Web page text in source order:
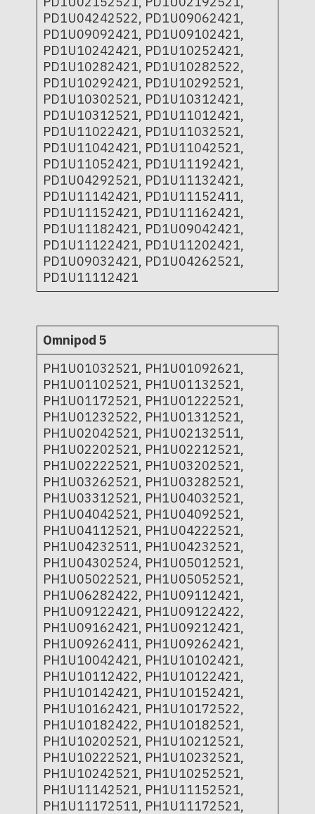
PD1U04242522, PD1U09062421,
PD1U09092421, PD1U09102421,
PD1U10242421, PD1U10252421,
PD1U10282421, PD1U10282522,
PD1U10292421, PD1U10292521,
PD1U10302521, PD1U10312421,
PD1U10312521, PD1U11012421,
PD1U11022421, PD1U11032521,
PD1U11042421, PD1U11042521,
PD1U11052421, PD1U11192421,
PD1U04292521, PD1U11132421,
PD1U11142421, PD1U11152411,
PD1U11152421, PD1U11162421,
PD1U11182421, PD1U09042421,
PD1U11122421, PD1U11202421,
PD1U09032421, PD1U04262521,
PD1U11112421
Omnipod 5
PH1U01032521, PH1U01092621,
PH1U01102521, PH1U01132521,
PH1U01172521, PH1U01222521,
PH1U01232522, PH1U01312521,
PH1U02042521, PH1U02132511,
PH1U02202521, PH1U02212521,
PH1U02222521, PH1U03202521,
PH1U03262521, PH1U03282521,
PH1U03312521, PH1U04032521,
PH1U04042521, PH1U04092521,
PH1U04112521, PH1U04222521,
PH1U04232511, PH1U04232521,
PH1U04302524, PH1U05012521,
PH1U05022521, PH1U05052521,
PH1U06282422, PH1U09112421,
PH1U09122421, PH1U09122422,
PH1U09162421, PH1U09212421,
PH1U09262411, PH1U09262421,
PH1U10042421, PH1U10102421,
PH1U10112422, PH1U10122421,
PH1U10142421, PH1U10152421,
PH1U10162421, PH1U10172522,
PH1U10182422, PH1U10182521,
PH1U10202521, PH1U10212521,
PH1U10222521, PH1U10232521,
PH1U10242521, PH1U10252521,
PH1U11142521, PH1U11152521,
PH1U11172511, PH1U11172521,